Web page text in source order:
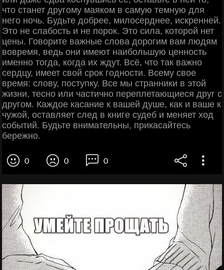
что станет другому маяком в самую темную для
него ночь. Будьте добрее, милосерднее, искренней.
Это не слабость и не порок. Это сила, которой нет
цены. Говорите важные слова дорогим вам людям
вовремя, ведь они имеют наибольшую ценность
именно тогда, когда их ждут. Всё, чтo так важно
сердцу, имеет свой срок годности. Всему свое
время: слову, поступку. Все мы странники в этой
жизни, тесно или частично переплетающиеся друг с
другом. Каждое касание к вашей душе, как и ваше к
чужой, оставляет след в книге судеб и меняет ход
событий. Будьте внимательны, прикасайтесь
бережно.
0 0 0